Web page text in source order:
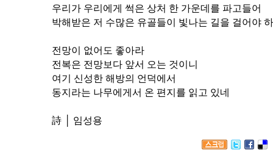
우리가 우리에게 썩은 상처 한 가운데를 파고들어
박해받은 저 수많은 유골들이 빛나는 길을 걸어야
전망이 없어도 좋아라
전복은 전망보다 앞서 오는 것이니
여기 신성한 해방의 언덕에서
동지라는 나무에게서 온 편지를 읽고 있네
詩 │ 임성용